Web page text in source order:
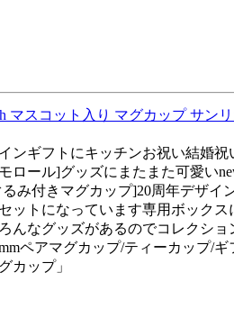
マスコット入り マグカップ サン
ンギフトにキッチンお祝い結婚祝
ロール]グッズにまたまた可愛い
み付きマグカップ]20周年デザイ
ットになっています専用ボック
んなグッズがあるのでコレクシ
ペアマグカップ/ティーカップ/
カップ」